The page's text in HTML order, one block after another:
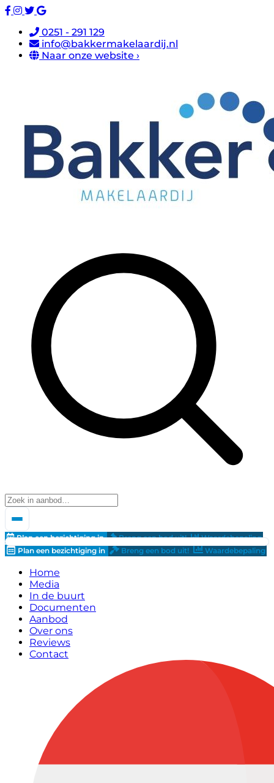
0251 - 291 129
info@bakkermakelaardij.nl
Naar onze website ›
Plan een bezichtiging in Breng een bod uit!
Waardebepaling
Plan een bezichtiging in
Breng een bod uit! Waardebepaling
Home
Media
In de buurt
Documenten
Aanbod
Over ons
Reviews
Contact